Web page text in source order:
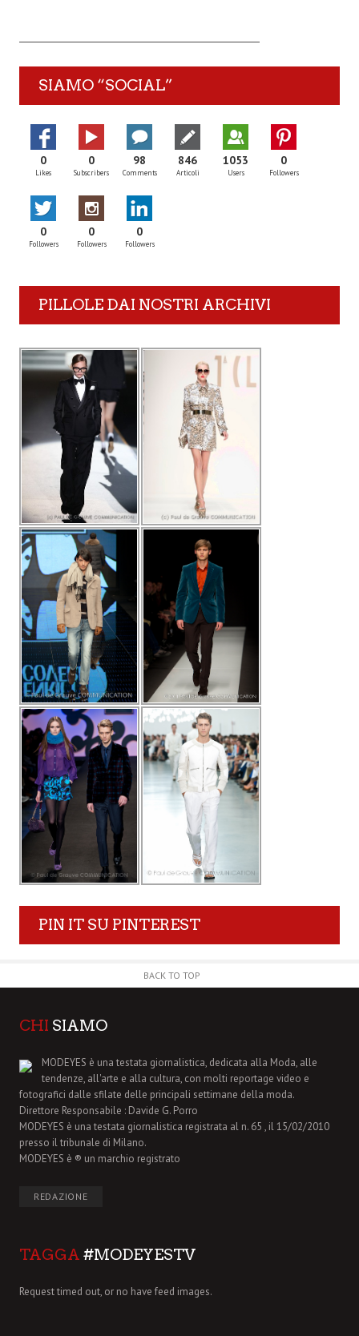
SIAMO “SOCIAL”
0
Likes
0
Subscribers
98
Comments
846
Articoli
1053
Users
0
Followers
0
Followers
0
Followers
0
Followers
PILLOLE DAI NOSTRI ARCHIVI
PIN IT SU PINTEREST
BACK TO TOP
CHI SIAMO
MODEYES è una testata giornalistica, dedicata alla Moda, alle
tendenze, all'arte e alla cultura, con molti reportage video e
fotografici dalle sfilate delle principali settimane della moda.
Direttore Responsabile : Davide G. Porro
MODEYES è una testata giornalistica registrata al n. 65 , il 15/02/2010
presso il tribunale di Milano.
MODEYES è ® un marchio registrato
REDAZIONE
TAGGA #MODEYESTV
Request timed out, or no have feed images.